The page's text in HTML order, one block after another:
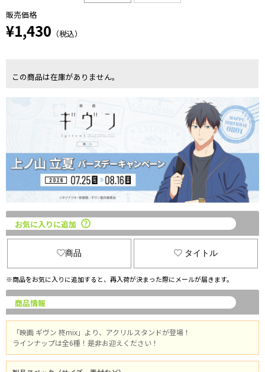
販売価格
¥1,430 （税込）
この商品は在庫がありません。
お気に入りに追加
商品 タイトル
※商品をお気に入りに追加すると、再入荷が決まった際にメールが届きます。
商品情報
「映画 ギヴン 柊mix」より、アクリルスタンドが登場！
ラインナップは全6種！是非お迎えください！